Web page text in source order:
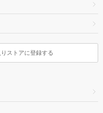
ストアに登録する